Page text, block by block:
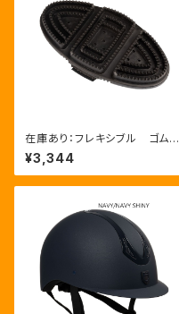
在庫あり：フレキシブル ゴムブ
ラシ（ETS00006）
¥3,344